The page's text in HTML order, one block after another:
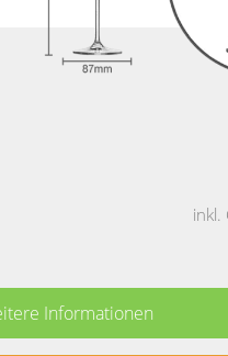
inkl.
Informationen